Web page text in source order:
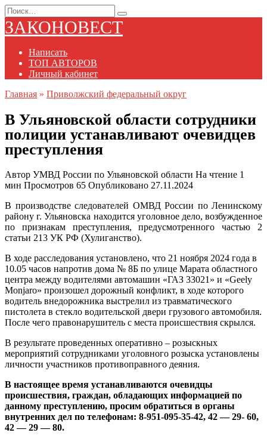
Перейти
к
содержанию
Search
for:
ЗАКОНОВЕСТ
Написать
ТОП АВТОРОВ
Личный кабинет
Главная » Приволжский федеральный округ
В Ульяновской области сотрудники
полиции устанавливают очевидцев
преступления
Автор УМВД России по Ульяновской области На чтение 1
мин Просмотров 65 Опубликовано 27.11.2024
В производстве следователей ОМВД России по Ленинскому
району г. Ульяновска находится уголовное дело, возбужденное
по признакам преступления, предусмотренного частью 2
статьи 213 УК РФ (Хулиганство).
В ходе расследования установлено, что 21 ноября 2024 года в
10.05 часов напротив дома № 8Б по улице Марата областного
центра между водителями автомашин «ГАЗ 33021» и «Geely
Monjaro» произошел дорожный конфликт, в ходе которого
водитель внедорожника выстрелил из травматического
пистолета в стекло водительской двери грузового автомобиля.
После чего правонарушитель с места происшествия скрылся.
В результате проведенных оперативно – розыскных
мероприятий сотрудниками уголовного розыска установлены
личности участников противоправного деяния.
В настоящее время устанавливаются очевидцы
происшествия, граждан, обладающих информацией по
данному преступлению, просим обратиться в органы
внутренних дел по телефонам: 8-951-095-35-42, 42 — 29- 60,
42 — 29 — 80.